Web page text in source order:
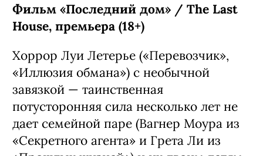
Фильм «Последний дом» / The Last
House, премьера (18+)
Хоррор Луи Летерье («Перевозчик»,
«Иллюзия обмана») с необычной
завязкой — таинственная
потусторонняя сила несколько лет не
дает семейной паре (Вагнер Моура из
«Секретного агента» и Грета Ли из